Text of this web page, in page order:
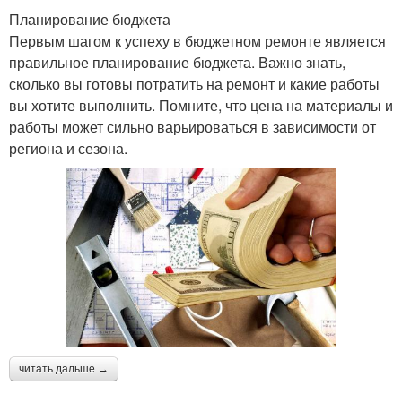
Планирование бюджета
Первым шагом к успеху в бюджетном ремонте является
правильное планирование бюджета. Важно знать,
сколько вы готовы потратить на ремонт и какие работы
вы хотите выполнить. Помните, что цена на материалы и
работы может сильно варьироваться в зависимости от
региона и сезона.
читать дальше →